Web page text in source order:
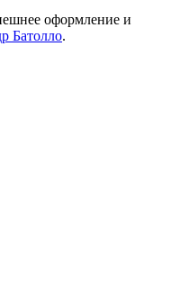
оформление и
Батолло.